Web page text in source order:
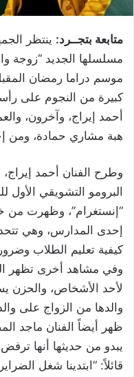
متابعة بتجــرد: ينتظر
مسلسلها الجديد “زوجة
موسم دراما رمضان
كبيرة من النجوم على
هبة مشاري حمادة، ومن
وطرح الفنان أحمد
البرومو التشويقي
“إنستغرام”، وظهرت من
إحدى المدارس، وهي
كيفية تعليم الطلاب
وفي مشاهد أخرى تظهر
لأحد الأشخاص، والحزن
والدها من الزواج على
ظهر أيضاً الفنان ماجد
يبدو من حديثها أنها
قائلاً: “ابتدينا شغل